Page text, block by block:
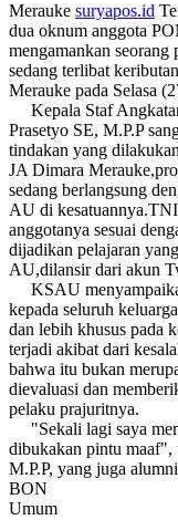
Merauke suryapos.id
dua oknum anggota
mengamankan
sedang terlibat
Merauke pada Selasa
Kepala Staf
Prasetyo SE, M.P.P
tindakan yang
JA Dimara
sedang berlangsung
AU di
anggotanya sesuai
dijadikan pelajaran
AU,dilansir dari akun
KSAU
kepada seluruh
dan lebih khusus pada
terjadi akibat dari
bahwa itu bukan
dievaluasi dan
pelaku prajuritnya.
"Sekali lagi saya
dibukakan pintu maaf",
M.P.P, yang juga
BON
Umum